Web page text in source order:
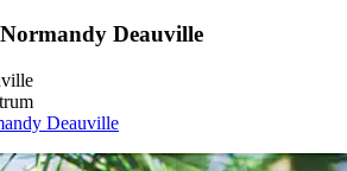
Deauville
Deauville